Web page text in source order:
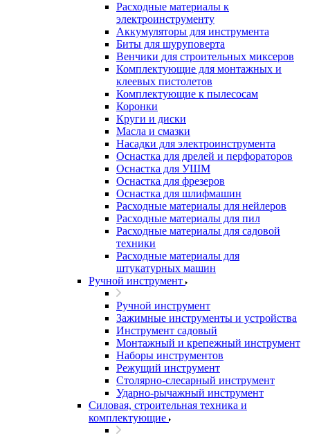
Расходные материалы к
электроинструменту
Аккумуляторы для инструмента
Биты для шуруповерта
Венчики для строительных миксеров
Комплектующие для монтажных и
клеевых пистолетов
Комплектующие к пылесосам
Коронки
Круги и диски
Масла и смазки
Насадки для электроинструмента
Оснастка для дрелей и перфораторов
Оснастка для УШМ
Оснастка для фрезеров
Оснастка для шлифмашин
Расходные материалы для нейлеров
Расходные материалы для пил
Расходные материалы для садовой
техники
Расходные материалы для
штукатурных машин
Ручной инструмент
Ручной инструмент
Зажимные инструменты и устройства
Инструмент садовый
Монтажный и крепежный инструмент
Наборы инструментов
Режущий инструмент
Столярно-слесарный инструмент
Ударно-рычажный инструмент
Силовая, строительная техника и
комплектующие